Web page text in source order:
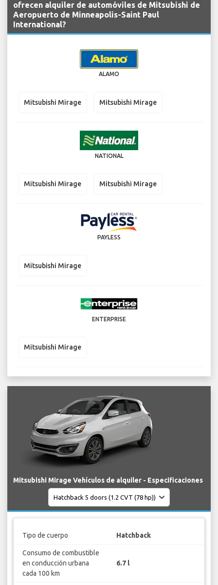
ofrecen alquiler de automóviles de Mitsubishi de
Aeropuerto de Minneapolis-Saint Paul
International?
ALAMO
Mitsubishi Mirage Mitsubishi Mirage
NATIONAL
Mitsubishi Mirage Mitsubishi Mirage
PAYLESS
Mitsubishi Mirage
ENTERPRISE
Mitsubishi Mirage
Mitsubishi Mirage Vehículos de alquiler - Especificaciones
Tipo de cuerpo Hatchback
Consumo de combustible
en conducción urbana
cada 100 km
6.7 l